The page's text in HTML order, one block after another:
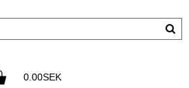
0.00SEK